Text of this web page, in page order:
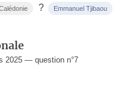
? Emmanuel Tjibaou
2025 — question n°7